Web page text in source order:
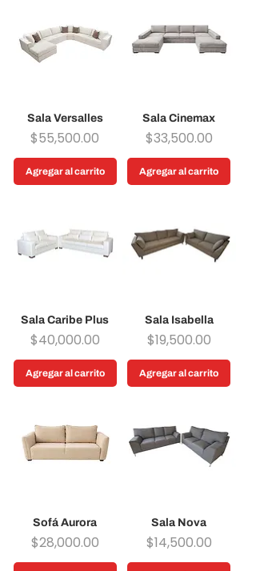
Sala Versalles
Precio
$55,500.00
Agregar al carrito
Sala Cinemax
Precio
$33,500.00
Agregar al carrito
Sala Caribe Plus
Precio
$40,000.00
Agregar al carrito
Sala Isabella
Precio
$19,500.00
Agregar al carrito
Sofá Aurora
Precio
$28,000.00
Sala Nova
Precio
$14,500.00